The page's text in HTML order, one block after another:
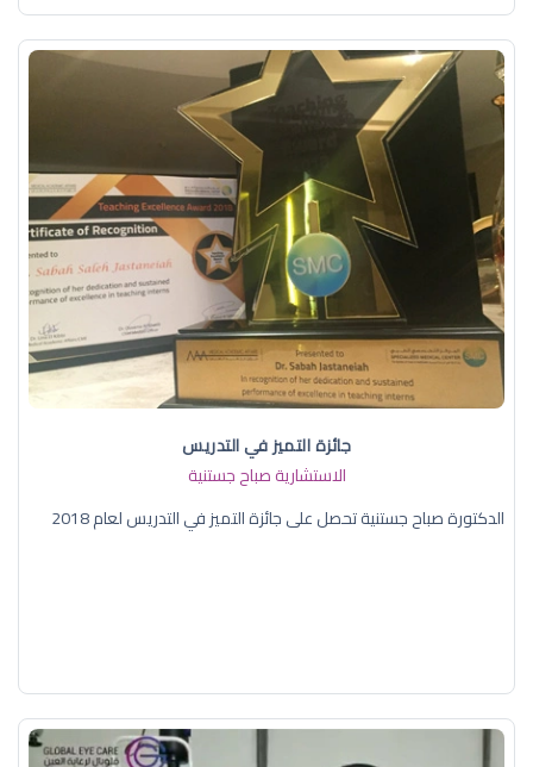
جائزة التميز في التدريس
الاستشارية صباح جستنية
الدكتورة صباح جستنية تحصل على جائزة التميز في التدريس لعام 2018